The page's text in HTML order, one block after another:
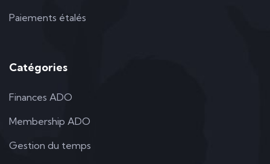
Paiements étalés
Catégories
Finances ADO
Membership ADO
Gestion du temps